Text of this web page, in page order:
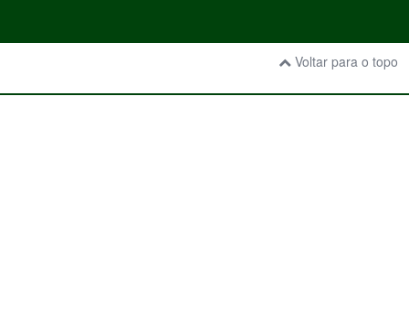
Voltar para o topo